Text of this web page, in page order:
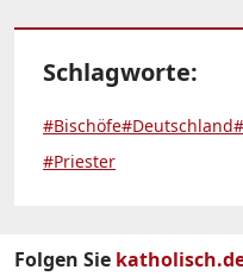
Schlagworte:
#Bischöfe#Deutschland
#Priester
Folgen Sie